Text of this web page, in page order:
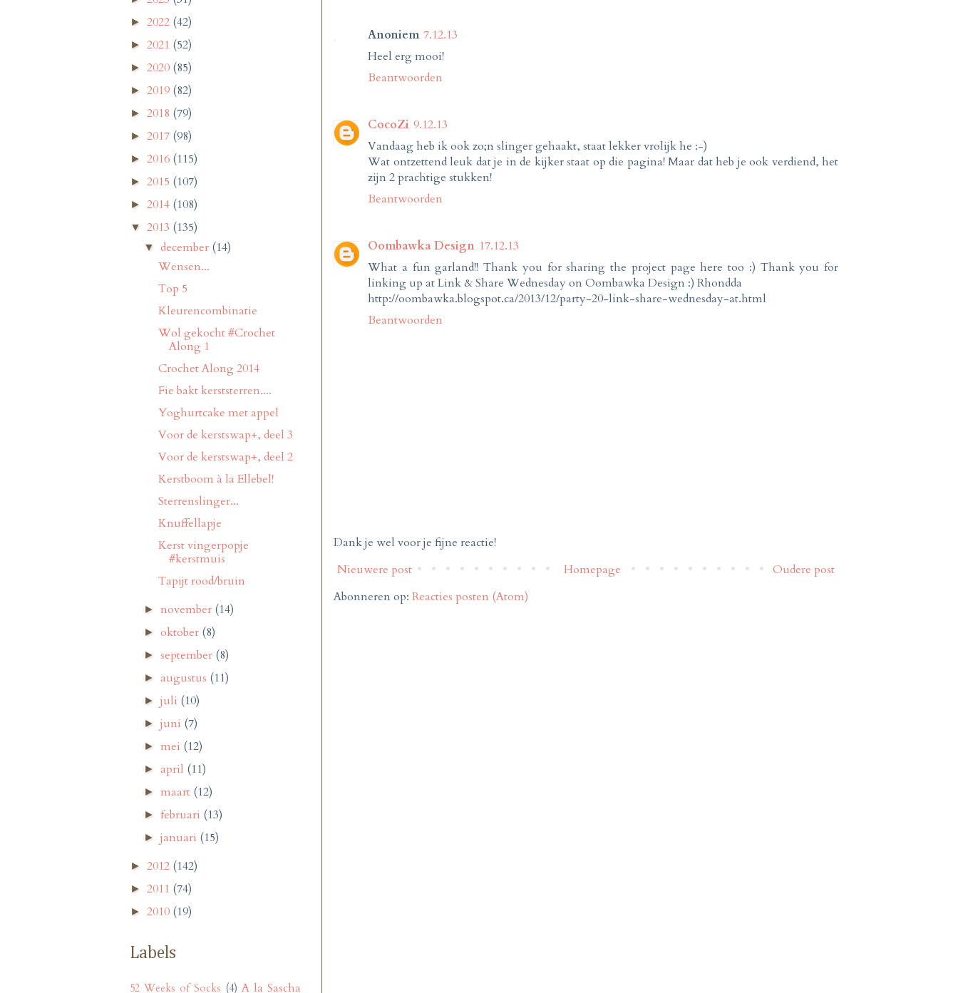
Anoniem 7.12.13
Heel erg mooi!
Beantwoorden
CocoZi 9.12.13
Vandaag heb ik ook zo;n slinger gehaakt, staat lekker vrolijk he :-)
Wat ontzettend leuk dat je in de kijker staat op die pagina! Maar dat heb je ook verdiend, het
zijn 2 prachtige stukken!
Beantwoorden
Oombawka Design 17.12.13
What a fun garland!! Thank you for sharing the project page here too :) Thank you for
linking up at Link & Share Wednesday on Oombawka Design :) Rhondda
http://oombawka.blogspot.ca/2013/12/party-20-link-share-wednesday-at.html
Beantwoorden
Dank je wel voor je fijne reactie!
Nieuwere post
Oudere post
Homepage
Abonneren op: Reacties posten (Atom)
► 2022 (42)
► 2021 (52)
► 2020 (85)
► 2019 (82)
► 2018 (79)
► 2017 (98)
► 2016 (115)
► 2015 (107)
► 2014 (108)
▼ 2013 (135)
▼december (14)
Wensen...
Top 5
Kleurencombinatie
Wol gekocht #Crochet
Along 1
Crochet Along 2014
Fie bakt kerststerren....
Yoghurtcake met appel
Voor de kerstswap+, deel 3
Voor de kerstswap+, deel 2
Kerstboom à la Ellebel!
Sterrenslinger...
Knuffellapje
Kerst vingerpopje
#kerstmuis
Tapijt rood/bruin
► november (14)
►oktober (8)
►september (8)
►augustus (11)
►juli (10)
►juni (7)
► mei (12)
►april (11)
► maart (12)
► februari (13)
►januari (15)
► 2012 (142)
► 2011 (74)
► 2010 (19)
Labels
52 Weeks of Socks (4) A la Sascha